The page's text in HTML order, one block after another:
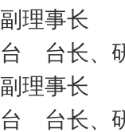
副理事长
台 台长、
副理事长
台 台长、